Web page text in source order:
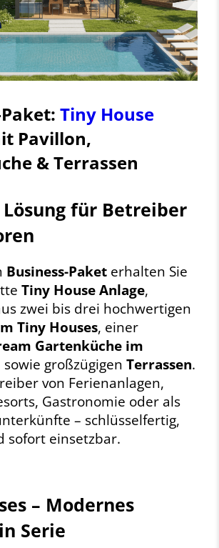
Tiny House
Pavillon,
& Terrassen
für Betreiber
Business-Paket erhalten Sie
Tiny House Anlage,
zwei bis drei hochwertigen
Tiny Houses, einer
Gartenküche im
sowie großzügigen Terrassen.
von Ferienanlagen,
Gastronomie oder als
– schlüsselfertig,
sofort einsetzbar.
– Modernes
Serie